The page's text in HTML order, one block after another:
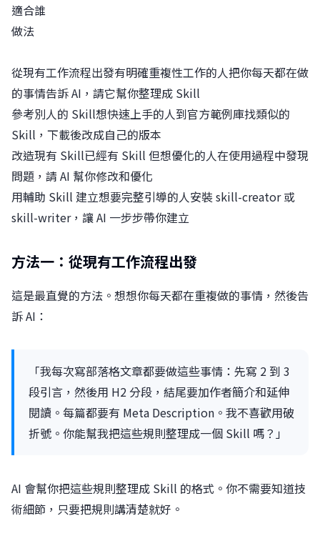
適合誰
做法
從現有工作流程出發有明確重複性工作的人把你每天都在做
的事情告訴 AI，請它幫你整理成 Skill
參考別人的 Skill想快速上手的人到官方範例庫找類似的
Skill，下載後改成自己的版本
改造現有 Skill已經有 Skill 但想優化的人在使用過程中發現
問題，請 AI 幫你修改和優化
用輔助 Skill 建立想要完整引導的人安裝 skill-creator 或
skill-writer，讓 AI 一步步帶你建立
方法一：從現有工作流程出發
這是最直覺的方法。想想你每天都在重複做的事情，然後告
訴 AI：
「我每次寫部落格文章都要做這些事情：先寫 2 到 3
段引言，然後用 H2 分段，結尾要加作者簡介和延伸
閱讀。每篇都要有 Meta Description。我不喜歡用破
折號。你能幫我把這些規則整理成一個 Skill 嗎？」
AI 會幫你把這些規則整理成 Skill 的格式。你不需要知道技
術細節，只要把規則講清楚就好。